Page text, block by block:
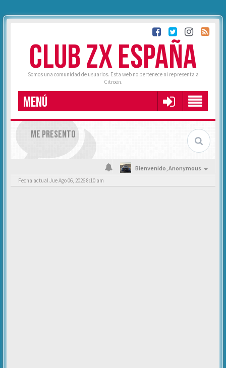
CLUB ZX ESPAÑA
Somos una comunidad de usuarios. Esta web no pertenece ni representa a
Citroën.
MENÚ
ME PRESENTO
Bienvenido,Anonymous
Fecha actual Jue Ago 06, 2026 8:10 am